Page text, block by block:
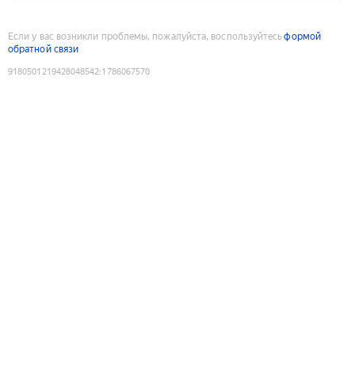
Если у вас возникли проблемы, пожалуйста, воспользуйтесьформой
обратной связи
9180501219428048542:1786067570